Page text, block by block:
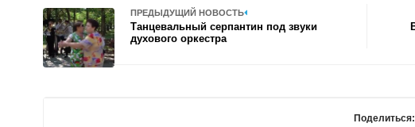
ПРЕДЫДУЩИЙ НОВОСТЬ
Танцевальный серпантин под звуки
духового оркестра
Поделиться: